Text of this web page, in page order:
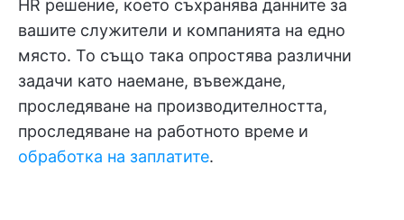
HR решение, което съхранява данните за
вашите служители и компанията на едно
място. То също така опростява различни
задачи като наемане, въвеждане,
проследяване на производителността,
проследяване на работното време и
обработка на заплатите.